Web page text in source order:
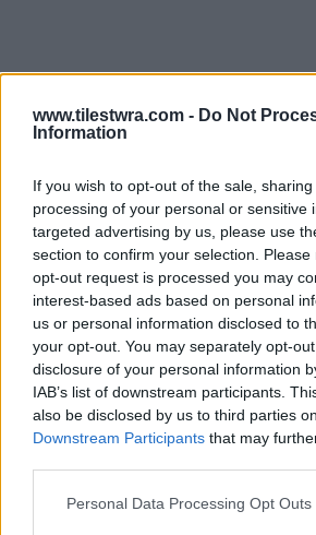
www.tilestwra.com - Do Not
Information
If you wish to opt-out of the sale,
processing of your personal or sensitive
targeted advertising by us, please use
section to confirm your selection.
opt-out request is processed you may
interest-based ads based on personal
us or personal information disclosed to
your opt-out. You may separately opt-
disclosure of your personal information
IAB’s list of downstream participants.
also be disclosed by us to third parties
Downstream Participants that may
Personal Data Processing Opt Outs